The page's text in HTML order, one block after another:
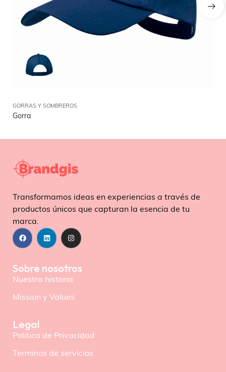
GORRAS Y SOMBREROS
Gorra
Transformamos ideas en experiencias a través de
productos únicos que capturan la esencia de tu
marca.
Sobre nosotros
Nuestra historia
Mission y Values
Legal
Politica de Privacidad
Terminos de servicios